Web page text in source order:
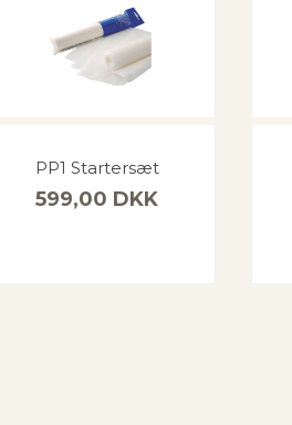
PP1 Startersæt
599,00 DKK